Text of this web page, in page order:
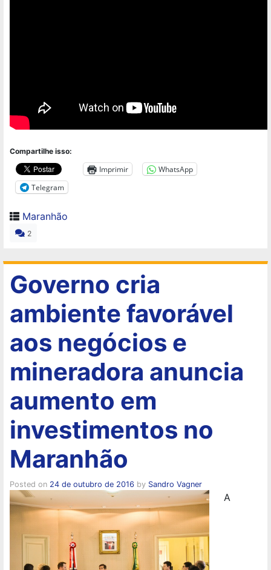
Compartilhe isso:
Imprimir
WhatsApp
Telegram
Maranhão
2
Governo cria
ambiente favorável
aos negócios e
mineradora anuncia
aumento em
investimentos no
Maranhão
Posted on 24 de outubro de 2016 by Sandro Vagner
A